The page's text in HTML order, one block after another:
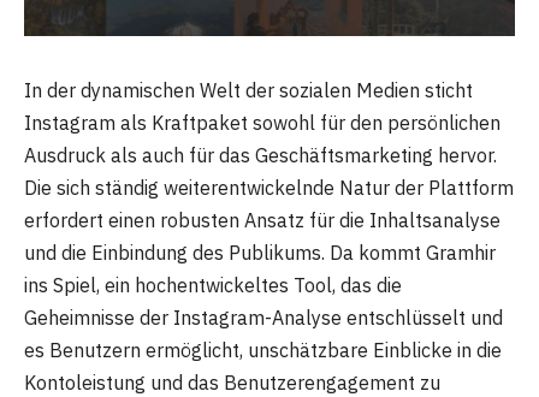
In der dynamischen Welt der sozialen Medien sticht
Instagram als Kraftpaket sowohl für den persönlichen
Ausdruck als auch für das Geschäftsmarketing hervor.
Die sich ständig weiterentwickelnde Natur der Plattform
erfordert einen robusten Ansatz für die Inhaltsanalyse
und die Einbindung des Publikums. Da kommt Gramhir
ins Spiel, ein hochentwickeltes Tool, das die
Geheimnisse der Instagram-Analyse entschlüsselt und
es Benutzern ermöglicht, unschätzbare Einblicke in die
Kontoleistung und das Benutzerengagement zu